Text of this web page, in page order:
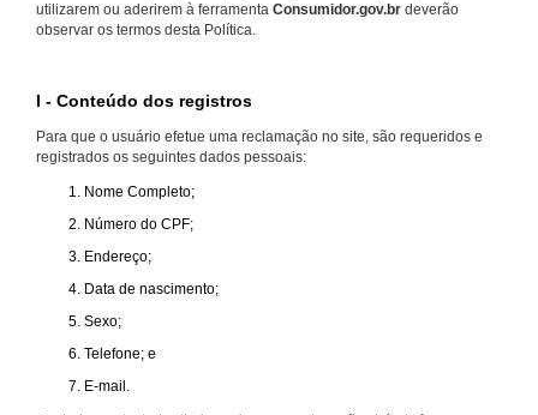
utilizarem ou aderirem à ferramenta Consumidor.gov.br deverão
observar os termos desta Política.
I - Conteúdo dos registros
Para que o usuário efetue uma reclamação no site, são requeridos e
registrados os seguintes dados pessoais:
Nome Completo;
Número do CPF;
Endereço;
Data de nascimento;
Sexo;
Telefone; e
E-mail.